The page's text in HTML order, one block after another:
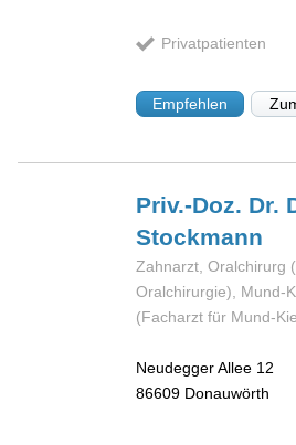
Privatpatienten
Empfehlen
Priv.-Doz. Dr.
Stockmann
Zahnarzt, Oralchirurg
Oralchirurgie), Mund-
(Facharzt für Mund-
Neudegger Allee 12
86609 Donauwörth